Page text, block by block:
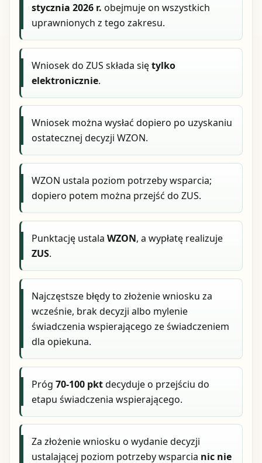
stycznia 2026 r. obejmuje on wszystkich
uprawnionych z tego zakresu.
Wniosek do ZUS składa siętylko
elektronicznie.
Wniosek można wysłać dopiero po uzyskaniu
ostatecznej decyzji WZON.
WZON ustala poziom potrzeby wsparcia;
dopiero potem można przejść do ZUS.
Punktację ustalaWZON, a wypłatę realizuje
ZUS.
Najczęstsze błędy to złożenie wniosku za
wcześnie, brak decyzji albo mylenie
świadczenia wspierającego ze świadczeniem
dla opiekuna.
Próg70-100 pktdecyduje o przejściu do
etapu świadczenia wspierającego.
Za złożenie wniosku o wydanie decyzji
ustalającej poziom potrzeby wsparcia nic nie